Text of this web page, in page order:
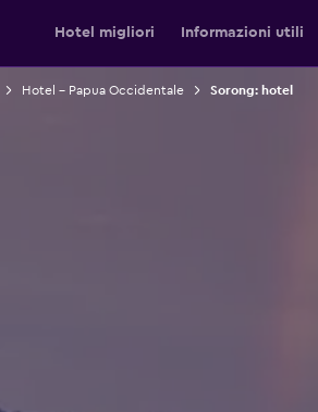
Hotel migliori Informazioni utili
Hotel - Papua Occidentale Sorong: hotel